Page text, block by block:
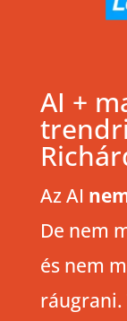
AI +
Az AI
De nem
és nem